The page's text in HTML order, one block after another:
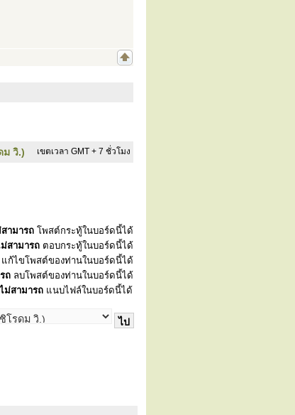
ม วิ.) เขตเวลา GMT + 7 ชั่วโมง
ามารถ โพสต์กระทู้ในบอร์ดนี้ได้
สามารถ ตอบกระทู้ในบอร์ดนี้ได้
แก้ไขโพสต์ของท่านในบอร์ดนี้ได้
ถ ลบโพสต์ของท่านในบอร์ดนี้ได้
ไม่สามารถ แนบไฟล์ในบอร์ดนี้ได้